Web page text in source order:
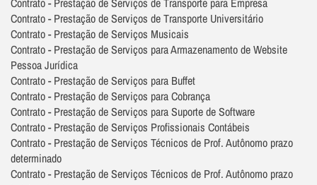
Contrato - Prestação de Serviços de Transporte Universitário
Contrato - Prestação de Serviços Musicais
Contrato - Prestação de Serviços para Armazenamento de Website
Pessoa Jurídica
Contrato - Prestação de Serviços para Buffet
Contrato - Prestação de Serviços para Cobrança
Contrato - Prestação de Serviços para Suporte de Software
Contrato - Prestação de Serviços Profissionais Contábeis
Contrato - Prestação de Serviços Técnicos de Prof. Autônomo prazo
determinado
Contrato - Prestação de Serviços Técnicos de Prof. Autônomo prazo